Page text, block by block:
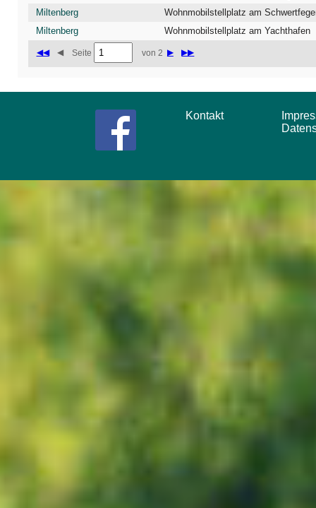
◀◀ ◀ Seite von 2 ▶ ▶▶
Miltenberg
Wohnmobilstellplatz am
Miltenberg
Wohnmobilstellplatz am Yachthafen
Kontakt